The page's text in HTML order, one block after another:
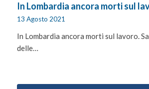
In Lombardia ancora morti sul
13 Agosto 2021
In Lombardia ancora morti sul lavoro.
delle…